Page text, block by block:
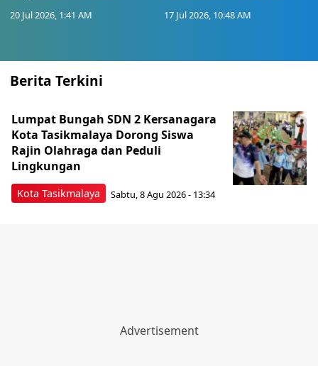
20 Jul 2026, 1:41 AM 17 Jul 2026, 10:48 AM
Berita Terkini
Kota Tasikmalaya
Lumpat Bungah SDN 2 Kersanagara
Kota Tasikmalaya Dorong Siswa
Rajin Olahraga dan Peduli
Lingkungan
Sabtu, 8 Agu 2026 - 13:34